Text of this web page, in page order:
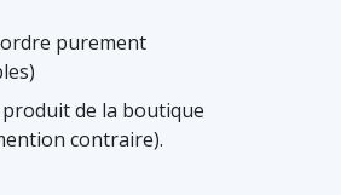
purement
produit de la boutique
contraire).